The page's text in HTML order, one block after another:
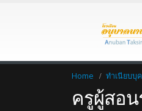
Home ทำเนียบบุ
ครูผู้สอ